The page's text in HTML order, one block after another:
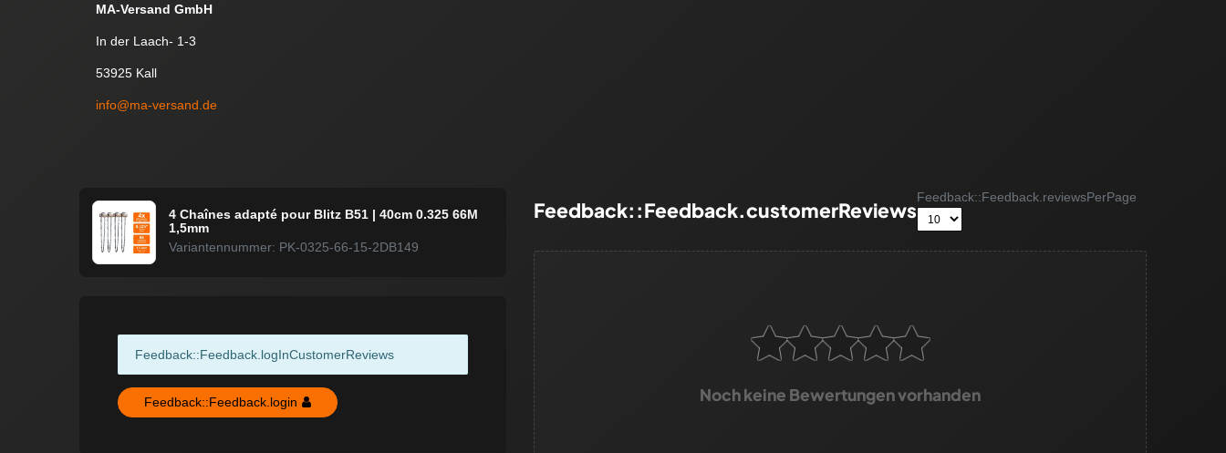
MA-Versand GmbH
In der Laach- 1-3
53925 Kall
info@ma-versand.de
4 Chaînes adapté pour Blitz B51 | 40cm 0.325 66M
1,5mm
Variantennummer: PK-0325-66-15-2DB149
Feedback::Feedback.logInCustomerReviews
Feedback::Feedback.login
Feedback::Feedback.customerReviews
Feedback::Feedback.reviewsPerPage
Noch keine Bewertungen vorhanden